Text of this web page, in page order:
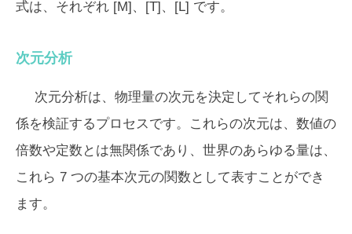
式は、それぞれ [M]、[T]、[L] です。
次元分析
次元分析は、物理量の次元を決定してそれらの関
係を検証するプロセスです。これらの次元は、数値の
倍数や定数とは無関係であり、世界のあらゆる量は、
これら 7 つの基本次元の関数として表すことができ
ます。